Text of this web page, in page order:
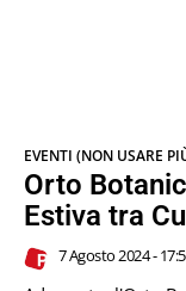
EVENTI (NON USARE
Orto
Estiva tra
7 Agosto 2024 -